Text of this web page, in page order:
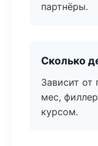
партнёры.
Сколько
Зависит от
мес,
курсом.